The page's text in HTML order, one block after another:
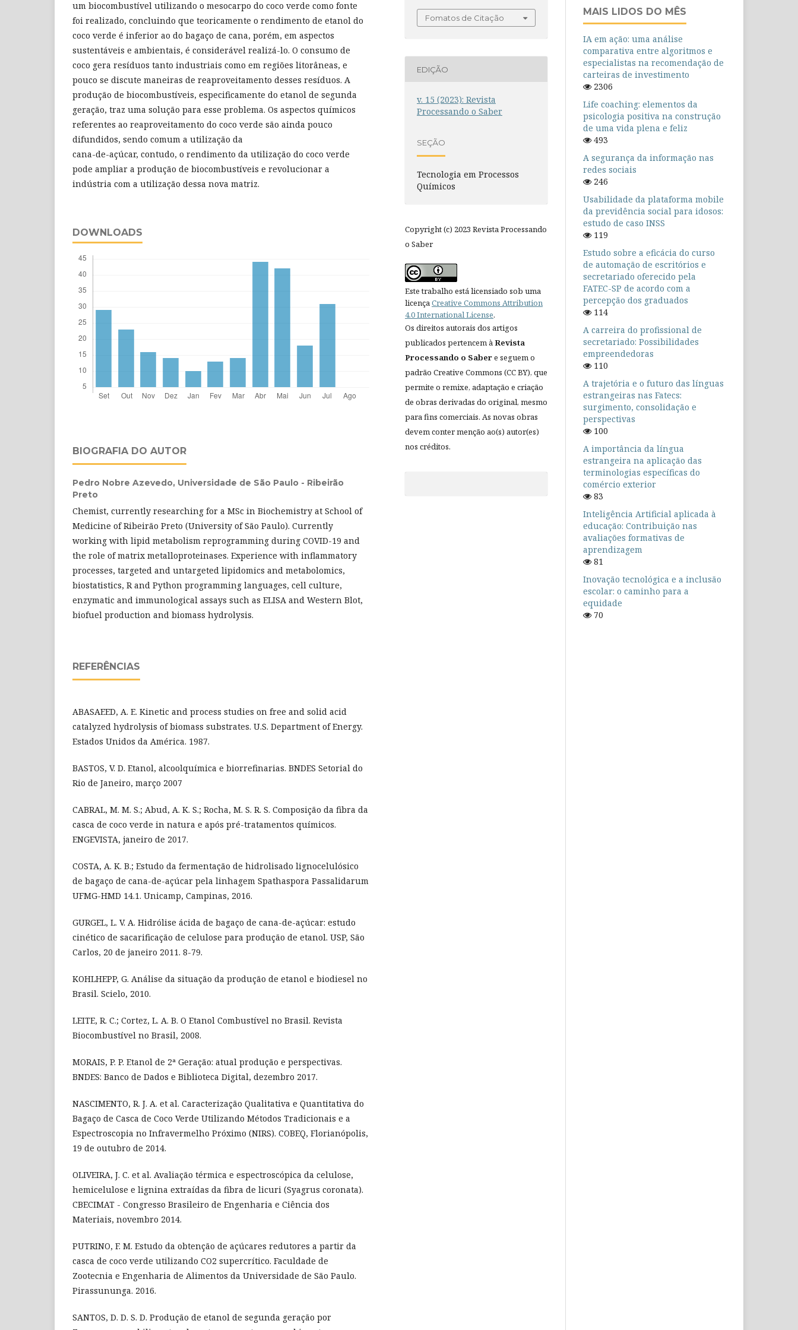
um biocombustível utilizando o mesocarpo do coco verde como fonte
foi realizado, concluindo que teoricamente o rendimento de etanol do
coco verde é inferior ao do bagaço de cana, porém, em aspectos
sustentáveis e ambientais, é considerável realizá-lo. O consumo de
coco gera resíduos tanto industriais como em regiões litorâneas, e
pouco se discute maneiras de reaproveitamento desses resíduos. A
produção de biocombustíveis, especificamente do etanol de segunda
geração, traz uma solução para esse problema. Os aspectos químicos
referentes ao reaproveitamento do coco verde são ainda pouco
difundidos, sendo comum a utilização da
cana-de-açúcar, contudo, o rendimento da utilização do coco verde
pode ampliar a produção de biocombustíveis e revolucionar a
indústria com a utilização dessa nova matriz.
DOWNLOADS
BIOGRAFIA DO AUTOR
Pedro Nobre Azevedo, Universidade de São Paulo - Ribeirão
Preto
Chemist, currently researching for a MSc in Biochemistry at School of
Medicine of Ribeirão Preto (University of São Paulo). Currently
working with lipid metabolism reprogramming during COVID-19 and
the role of matrix metalloproteinases. Experience with inflammatory
processes, targeted and untargeted lipidomics and metabolomics,
biostatistics, R and Python programming languages, cell culture,
enzymatic and immunological assays such as ELISA and Western Blot,
biofuel production and biomass hydrolysis.
REFERÊNCIAS
ABASAEED, A. E. Kinetic and process studies on free and solid acid
catalyzed hydrolysis of biomass substrates. U.S. Department of Energy.
Estados Unidos da América. 1987.
BASTOS, V. D. Etanol, alcoolquímica e biorrefinarias. BNDES Setorial do
Rio de Janeiro, março 2007
CABRAL, M. M. S.; Abud, A. K. S.; Rocha, M. S. R. S. Composição da fibra da
casca de coco verde in natura e após pré-tratamentos químicos.
ENGEVISTA, janeiro de 2017.
COSTA, A. K. B.; Estudo da fermentação de hidrolisado lignocelulósico
de bagaço de cana-de-açúcar pela linhagem Spathaspora Passalidarum
UFMG-HMD 14.1. Unicamp, Campinas, 2016.
GURGEL, L. V. A. Hidrólise ácida de bagaço de cana-de-açúcar: estudo
cinético de sacarificação de celulose para produção de etanol. USP, São
Carlos, 20 de janeiro 2011. 8-79.
KOHLHEPP, G. Análise da situação da produção de etanol e biodiesel no
Brasil. Scielo, 2010.
LEITE, R. C.; Cortez, L. A. B. O Etanol Combustível no Brasil. Revista
Biocombustível no Brasil, 2008.
MORAIS, P. P. Etanol de 2ª Geração: atual produção e perspectivas.
BNDES: Banco de Dados e Biblioteca Digital, dezembro 2017.
NASCIMENTO, R. J. A. et al. Caracterização Qualitativa e Quantitativa do
Bagaço de Casca de Coco Verde Utilizando Métodos Tradicionais e a
Espectroscopia no Infravermelho Próximo (NIRS). COBEQ, Florianópolis,
19 de outubro de 2014.
OLIVEIRA, J. C. et al. Avaliação térmica e espectroscópica da celulose,
hemicelulose e lignina extraídas da fibra de licuri (Syagrus coronata).
CBECIMAT - Congresso Brasileiro de Engenharia e Ciência dos
Materiais, novembro 2014.
PUTRINO, F. M. Estudo da obtenção de açúcares redutores a partir da
casca de coco verde utilizando CO2 supercrítico. Faculdade de
Zootecnia e Engenharia de Alimentos da Universidade de São Paulo.
Pirassununga. 2016.
SANTOS, D. D. S. D. Produção de etanol de segunda geração por
Fomatos de Citação
EDIÇÃO
v. 15 (2023): Revista
Processando o Saber
SEÇÃO
Tecnologia em Processos
Químicos
Copyright (c) 2023 Revista Processando
o Saber
Este trabalho está licensiado sob uma
licençaCreative Commons Attribution
4.0 International License.
Os direitos autorais dos artigos
publicados pertencem àRevista
Processando o Sabere seguem o
padrão Creative Commons (CC BY), que
permite o remixe, adaptação e criação
de obras derivadas do original, mesmo
para fins comerciais. As novas obras
devem conter menção ao(s) autor(es)
nos créditos.
MAIS LIDOS DO MÊS
IA em ação: uma análise
comparativa entre algoritmos e
especialistas na recomendação de
carteiras de investimento
2306
Life coaching: elementos da
psicologia positiva na construção
de uma vida plena e feliz
493
A segurança da informação nas
redes sociais
246
Usabilidade da plataforma mobile
da previdência social para idosos:
estudo de caso INSS
119
Estudo sobre a eficácia do curso
de automação de escritórios e
secretariado oferecido pela
FATEC-SP de acordo com a
percepção dos graduados
114
A carreira do profissional de
secretariado: Possibilidades
empreendedoras
110
A trajetória e o futuro das línguas
estrangeiras nas Fatecs:
surgimento, consolidação e
perspectivas
100
A importância da língua
estrangeira na aplicação das
terminologias específicas do
comércio exterior
83
Inteligência Artificial aplicada à
educação: Contribuição nas
avaliações formativas de
aprendizagem
81
Inovação tecnológica e a inclusão
escolar: o caminho para a
equidade
70